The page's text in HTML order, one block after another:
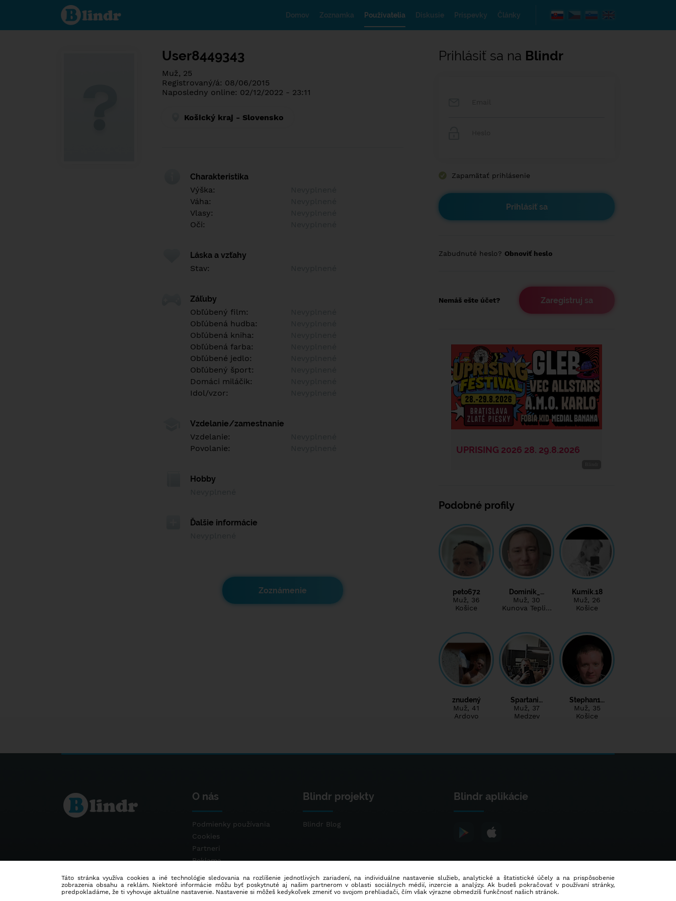
Spoznaj čo je
pod maskou.
Zoznamovacia
Domov Zoznamka Používatelia Diskusie Príspevky Články
User8449343
Muž, 25
Registrovaný/á: 08/06/2015
Naposledny online: 02/12/2022 - 23:11
Košický kraj - Slovensko
Charakteristika
Výška:
Váha:
Vlasy:
Oči:
Láska a vzťahy
Stav:
Záľuby
Obľúbený film:
Obľúbená hudba:
Obľúbená kniha:
Obľúbená farba:
Obľúbené jedlo:
Obľúbený šport:
Domáci miláčik:
Idol/vzor:
Vzdelanie/zamestnanie
Vzdelanie:
Povolanie:
Hobby
Ďalšie informácie
Zoznámenie
Prihlásiť sa na Blindr
Zapamätať prihlásenie
Zabudnuté heslo? Obnoviť heslo
Nemáš ešte účet? Zaregistruj sa
Podobné profily
peto672
Muž, 36
Košice
Dominik_…
Muž, 30
Kunova Tepli…
Kumik.18
Muž, 26
Košice
znudený
Muž, 41
Ardovo
Spartani…
Muž, 37
Medzev
Stephan1…
Muž, 35
Košice
O nás
Podmienky používania
Cookies
Partneri
Reklama
Blindr projekty
Blindr Blog
Blindr aplikácie
Táto stránka využíva cookies a iné technológie sledovania na rozlíšenie jednotlivých zariadení, na individuálne nastavenie služieb, analytické a štatistické účely a na prispôsobenie
zobrazenia obsahu a reklám. Niektoré informácie môžu byť poskytnuté aj našim partnerom v oblasti sociálnych médií, inzercie a analýzy. Ak budeš pokračovať v používaní stránky,
predpokladáme, že ti vyhovuje aktuálne nastavenie. Nastavenie si môžeš kedykoľvek zmeniť vo svojom prehliadači, čím však výrazne obmedzíš funkčnosť našich stránok.